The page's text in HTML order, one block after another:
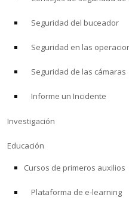
Seguridad del buceador
Seguridad en las
Seguridad de las cámaras
Informe un Incidente
Investigación
Educación
Cursos de primeros auxilios
Plataforma de e-learning